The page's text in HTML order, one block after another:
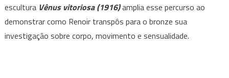
escultura Vênus vitoriosa (1916)amplia esse percurso ao
demonstrar como Renoir transpôs para o bronze sua
investigação sobre corpo, movimento e sensualidade.